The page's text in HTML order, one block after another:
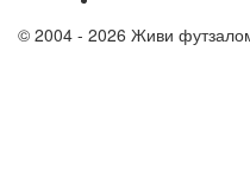
© 2004 - 2026 Живи